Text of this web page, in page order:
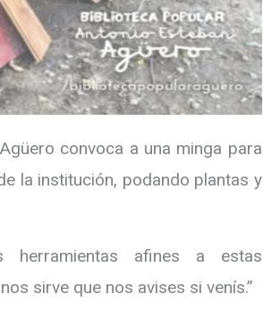
convoca a una minga para
la institución, podando plantas y
herramientas afines a estas
sirve que nos avises si venís.”